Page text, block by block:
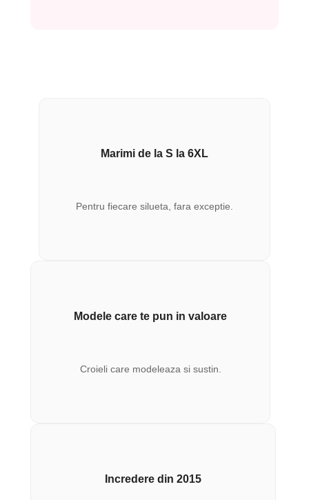
Marimi de la S la 6XL
Pentru fiecare silueta, fara exceptie.
Modele care te pun in valoare
Croieli care modeleaza si sustin.
Incredere din 2015